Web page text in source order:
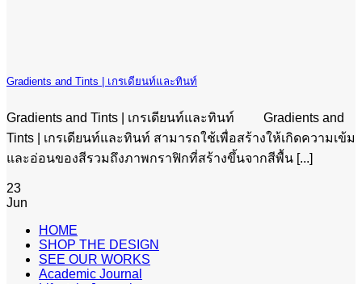
Gradients and Tints | เกรเดียนท์และทินท์
Gradients and Tints | เกรเดียนท์และทินท์ Gradients and
Tints | เกรเดียนท์และทินท์ สามารถใช้เพื่อสร้างให้เกิดความเข้ม
และอ่อนของสีรวมถึงภาพกราฟิกที่สร้างขึ้นจากสีพื้น [...]
23
Jun
HOME
SHOP THE DESIGN
SEE OUR WORKS
Academic Journal